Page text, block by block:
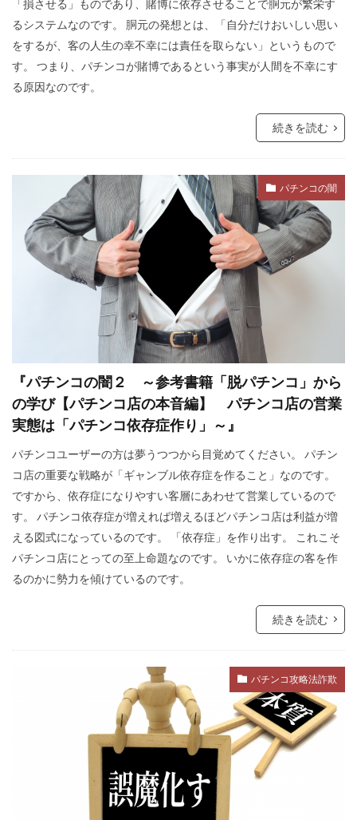
「損させる」ものであり、賭博に依存させることで胴元が繁栄す
るシステムなのです。 胴元の発想とは、「自分だけおいしい思い
をするが、客の人生の幸不幸には責任を取らない」というもので
す。 つまり、パチンコが賭博であるという事実が人間を不幸にす
る原因なのです。
続きを読む
パチンコの闇
『パチンコの闇２ ～参考書籍「脱パチンコ」から
の学び【パチンコ店の本音編】 パチンコ店の営業
実態は「パチンコ依存症作り」～』
パチンコユーザーの方は夢うつつから目覚めてください。 パチン
コ店の重要な戦略が「ギャンブル依存症を作ること」なのです。
ですから、依存症になりやすい客層にあわせて営業しているので
す。 パチンコ依存症が増えれば増えるほどパチンコ店は利益が増
える図式になっているのです。 「依存症」を作り出す。 これこそ
パチンコ店にとっての至上命題なのです。 いかに依存症の客を作
るのかに勢力を傾けているのです。
続きを読む
パチンコ攻略法詐欺
終戦の日
終戦 米農家
立証責任
移民
秘密結社 福音派
災害
禁パチ
社会問題
病気・医療
男系継承
医療
ギャンブル
キリスト教
キックバック
カール・マルクス
カルト宗教
カルト
カメハメハ大王
カマラ・ハリス
オーストラリア
グローバリズム
オミクロン
エリザベス女王
エリザベス一世
エネルギー攻撃
エシュロン
ウド・ウルフコッテ
ウイルス学者
ウィンザー家
ウィルソン
グローバリスト
グローバル・スタンダード
インフォームドコンセント
ジョン・コールマン博士
ダイアナ妃
タヴィストック研究所
セシル一族
セシル・ジョン・ローズ
セシル
スーパーシティ
スマートシティ
スパムコメント
ジャーナリズム
コオロギ
サル痘
ゴキブリ
コロナワクチン接種
コロナウイルスの正体
コミュニティノート
コシヒカリ
ウィリアム・シェイクスピア
イルミナティ
ダニエル・エスチューリン
IHR改訂
RIIA
P2メーソンリー
P2
NATO
LGBT理解増進法
LGBT
KGB
JAL123便墜落事故
IMF